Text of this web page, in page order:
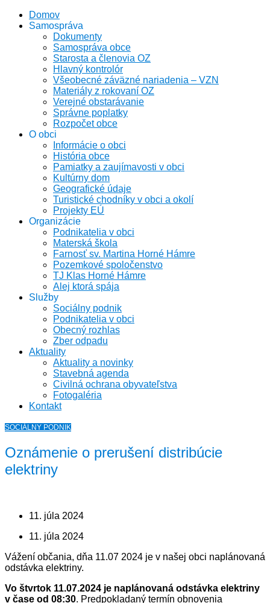
Domov
Samospráva
Dokumenty
Samospráva obce
Starosta a členovia OZ
Hlavný kontrolór
Všeobecné záväzné nariadenia – VZN
Materiály z rokovaní OZ
Verejné obstarávanie
Správne poplatky
Rozpočet obce
O obci
Informácie o obci
História obce
Pamiatky a zaujímavosti v obci
Kultúrny dom
Geografické údaje
Turistické chodníky v obci a okolí
Projekty EÚ
Organizácie
Podnikatelia v obci
Materská škola
Farnosť sv. Martina Horné Hámre
Pozemkové spoločenstvo
TJ Klas Horné Hámre
Alej ktorá spája
Služby
Sociálny podnik
Podnikatelia v obci
Obecný rozhlas
Zber odpadu
Aktuality
Aktuality a novinky
Stavebná agenda
Civilná ochrana obyvateľstva
Fotogaléria
Kontakt
SOCIÁLNY PODNIK
Oznámenie o prerušení distribúcie
elektriny
11. júla 2024
11. júla 2024
Vážení občania, dňa 11.07 2024 je v našej obci naplánovaná
odstávka elektriny.
Vo štvrtok 11.07.2024 je naplánovaná odstávka elektriny
v čase od 08:30. Predpokladaný termín obnovenia